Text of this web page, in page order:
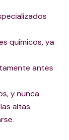
químicos, ya
antes
y nunca
altas